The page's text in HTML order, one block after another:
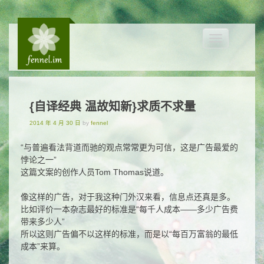
{自译经典 温故知新}求质不求量
2014 年 4 月 30 日 by fennel
“与普遍看法背道而驰的观点常常更为可信，这是广告最爱的
悖论之一”
这篇文案的创作人员Tom Thomas说道。
像这样的广告，对于我这种门外汉来看，信息点还真是多。
比如评价一本杂志最好的标准是“每千人成本——多少广告费
带来多少人”
所以这则广告偏不以这样的标准，而是以“每百万富翁的最低
成本”来算。